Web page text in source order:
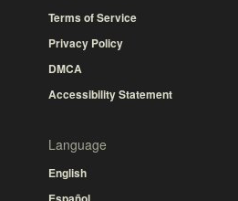
Terms of Service
Privacy Policy
DMCA
Accessibility Statement
Language
English